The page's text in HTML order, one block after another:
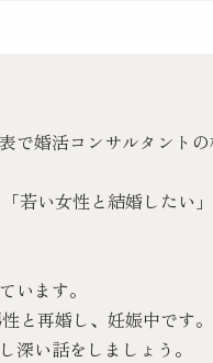
で婚活コンサルタントの
若い女性と結婚したい
います。
と再婚し、妊娠中です。
深い話をしましょう。